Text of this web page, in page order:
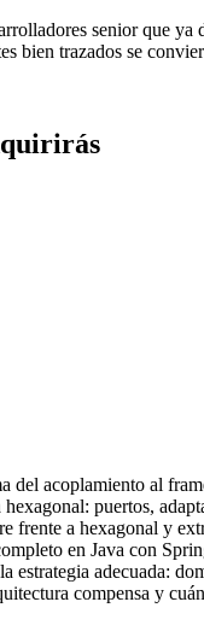
senior que
bien trazados se
del acoplamiento al
puertos,
frente a hexagonal y
en Java con
estrategia adecuada:
compensa y